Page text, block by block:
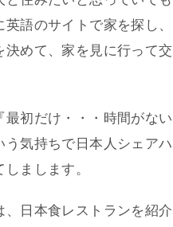
英語のサイトで家を探し
決めて、家を見に行って
最初だけ・・・時間がない
う気持ちで日本人シェア
まします。
、日本食レストランを紹